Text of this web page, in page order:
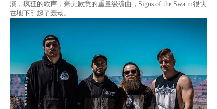
演，疯狂的歌声，毫无歉意的重量级编曲，Signs of the Swarm很快
在地下引起了轰动。